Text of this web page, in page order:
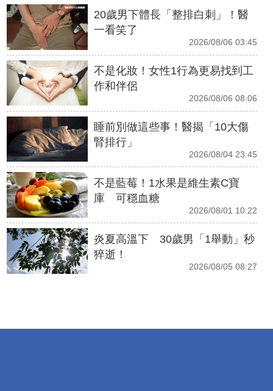
20歲男下體長「整排白刺」！醫
一看笑了
2026/08/06 03:45
不是化妝！女性1行為更易找到工
作和伴侶
2026/08/06 08:06
睡前別做這些事！醫揭「10大傷
腎排行」
2026/08/04 23:45
不是藍莓！1水果是維生素C寶
庫 可穩血糖
2026/08/01 10:22
炎夏高溫下 30歲男「1舉動」秒
猝逝！
2026/08/05 08:27